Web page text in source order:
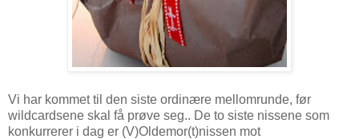
Vi har kommet til den siste ordinære mellomrunde, før
wildcardsene skal få prøve seg.. De to siste nissene som
konkurrerer i dag er (V)Oldemor(t)nissen mot